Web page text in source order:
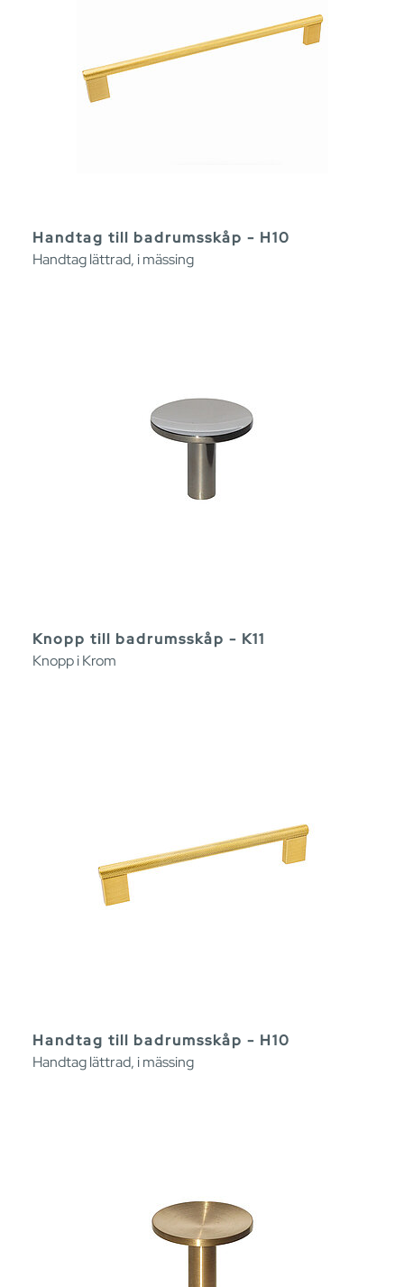
Handtag till badrumsskåp - H10
Handtag lättrad, i mässing
Knopp till badrumsskåp - K11
Knopp i Krom
Handtag till badrumsskåp - H10
Handtag lättrad, i mässing